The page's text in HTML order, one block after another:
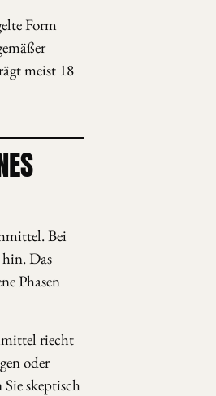
Form
meist 18
Bei
Das
Phasen
riecht
oder
skeptisch